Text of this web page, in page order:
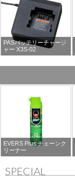
PASバッテリーチャージ
ャー X3S-02
EVERS Plus チェーンク
リーナー
SPECIAL